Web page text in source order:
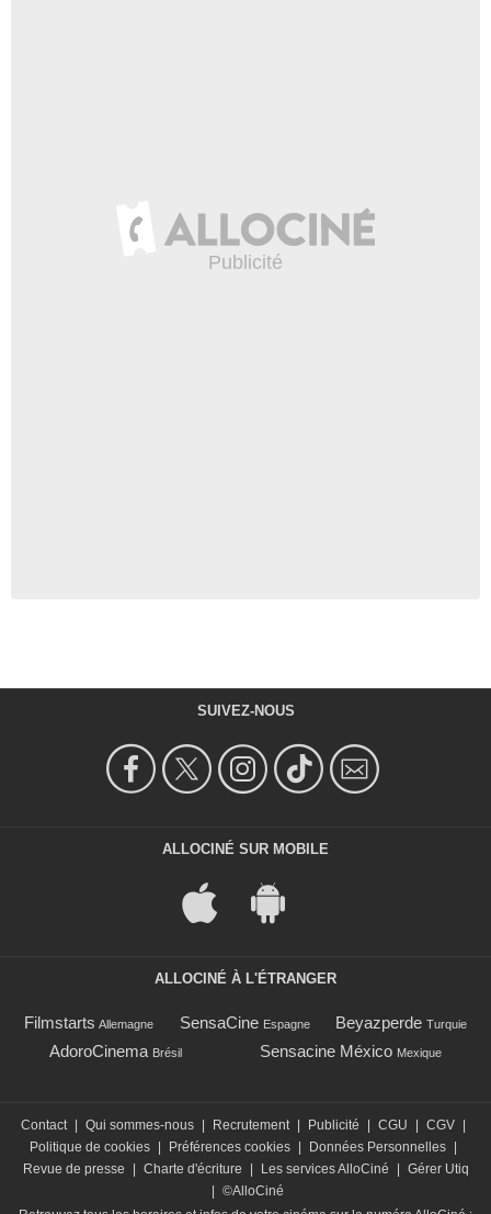
SUIVEZ-NOUS
ALLOCINÉ SUR MOBILE
ALLOCINÉ À L'ÉTRANGER
Filmstarts Allemagne SensaCine Espagne Beyazperde Turquie
AdoroCinema Brésil Sensacine México Mexique
Contact | Qui sommes-nous | Recrutement | Publicité | CGU | CGV |
Politique de cookies | Préférences cookies | Données Personnelles |
Revue de presse
| Charte d'écriture | Les services AlloCiné | Gérer Utiq
| ©AlloCiné